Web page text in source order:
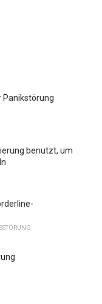
Panikstörung
benutzt, um